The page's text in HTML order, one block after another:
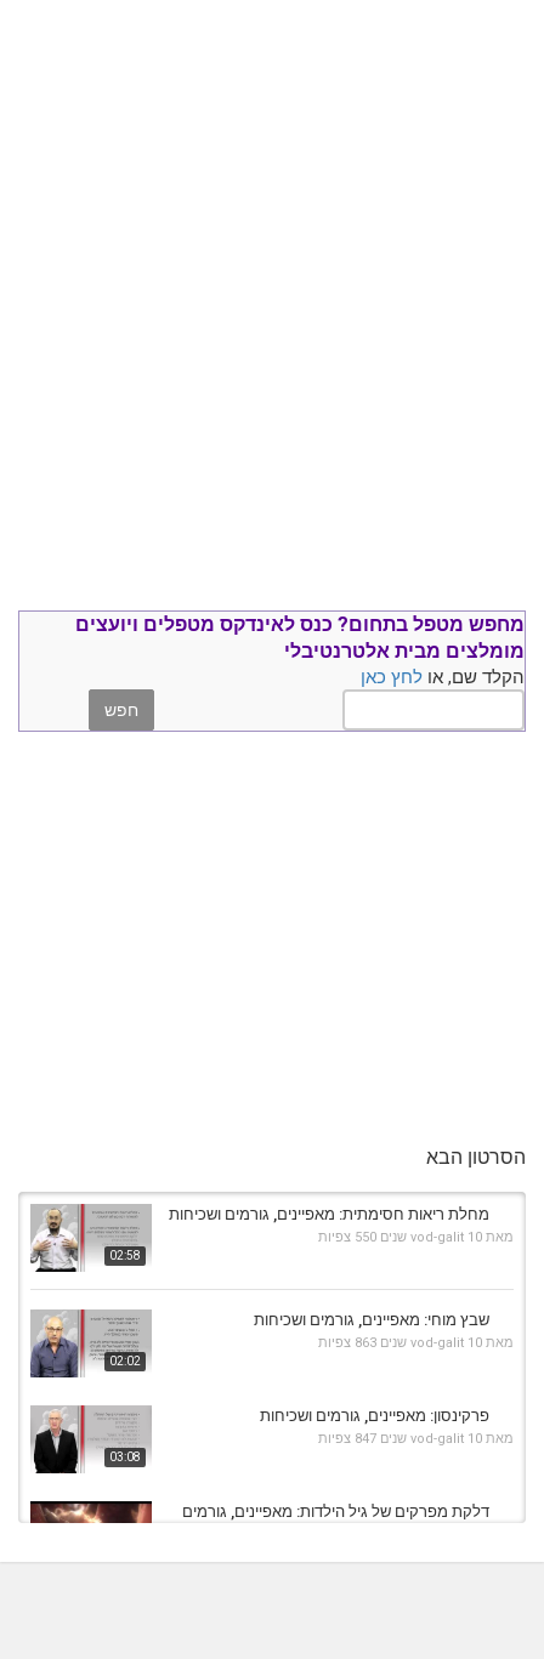
מחפש מטפל בתחום? כנס לאינדקס מטפלים ויועצים
מומלצים מבית אלטרנטיבלי
הקלד שם, או לחץ כאן
הסרטון הבא
02:58
מחלת ריאות חסימתית: מאפיינים, גורמים ושכיחות
מאת vod-galit 10 שנים 550 צפיות
02:02
שבץ מוחי: מאפיינים, גורמים ושכיחות
מאת vod-galit 10 שנים 863 צפיות
03:08
פרקינסון: מאפיינים, גורמים ושכיחות
מאת vod-galit 10 שנים 847 צפיות
דלקת מפרקים של גיל הילדות: מאפיינים, גורמים